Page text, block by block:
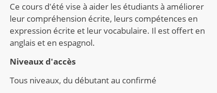
Ce cours d'été vise à aider les étudiants à améliorer
leur compréhension écrite, leurs compétences en
expression écrite et leur vocabulaire. Il est offert en
anglais et en espagnol.
Niveaux d'accès
Tous niveaux, du débutant au confirmé